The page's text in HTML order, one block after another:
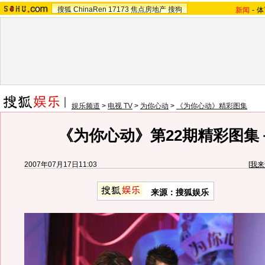
搜狐 ChinaRen 17173 焦点房地产 搜狗 新闻 -
娱乐频道 > 电视 TV > 为你心动 > 《为你心动》精彩图集
《为你心动》第22期精彩图集
2007年07月17日11:03 [我
来源：搜狐娱乐